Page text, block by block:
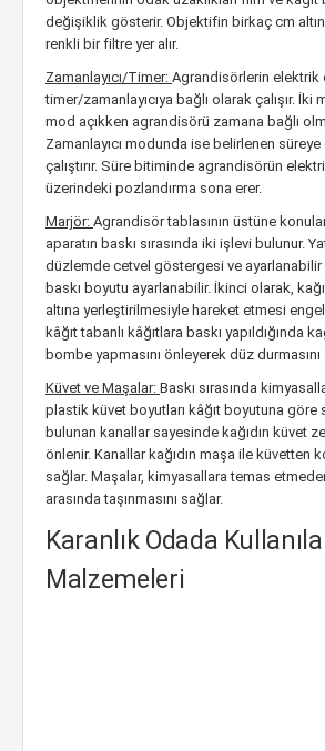
değişiklik gösterir. Objektifin birkaç cm
renkli bir filtre yer alır.
Zamanlayıcı/Timer: Agrandisörlerin elektrik
timer/zamanlayıcıya bağlı olarak çalışır. İki
mod açıkken agrandisörü zamana bağlı
Zamanlayıcı modunda ise belirlenen
çalıştırır. Süre bitiminde agrandisörün
üzerindeki pozlandırma sona erer.
Marjör: Agrandisör tablasının üstüne
aparatın baskı sırasında iki işlevi bulunur.
düzlemde cetvel göstergesi ve ayarlanabilir
baskı boyutu ayarlanabilir. İkinci olarak,
altına yerleştirilmesiyle hareket etmesi
kâğıt tabanlı kâğıtlara baskı yapıldığında
bombe yapmasını önleyerek düz
Küvet ve Maşalar: Baskı sırasında
plastik küvet boyutları kâğıt boyutuna göre
bulunan kanallar sayesinde kağıdın küvet
önlenir. Kanallar kağıdın maşa ile küvetten
sağlar. Maşalar, kimyasallara temas
arasında taşınmasını sağlar.
Karanlık Odada
Malzemeleri